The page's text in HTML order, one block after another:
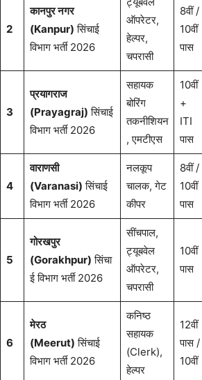
2
कानपुर नगर
(Kanpur) सिंचाई
विभाग भर्ती 2026
ऑपरेटर,
हेल्पर,
चपरासी
8वीं /
10वीं
पास
3
प्रयागराज
(Prayagraj) सिंचाई
विभाग भर्ती 2026
सहायक
बोरिंग
तकनीशियन
, एमटीएस
10वीं
+
ITI
पास
4
वाराणसी
(Varanasi) सिंचाई
विभाग भर्ती 2026
नलकूप
चालक, गेट
कीपर
8वीं /
10वीं
पास
5
गोरखपुर
(Gorakhpur) सिंचा
ई विभाग भर्ती 2026
सींचपाल,
ट्यूबवेल
ऑपरेटर,
चपरासी
10वीं
पास
6
मेरठ
(Meerut) सिंचाई
विभाग भर्ती 2026
कनिष्ठ
सहायक
(Clerk),
हेल्पर
12वीं
पास /
10वीं